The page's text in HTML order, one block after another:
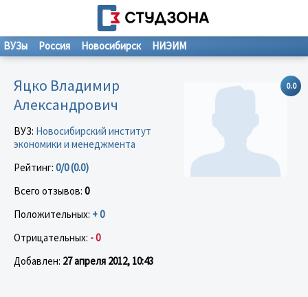
ВУЗы Россия Новосибирск НИЭИМ
0.0
Яцко Владимир
Александрович
ВУЗ: Новосибирский институт
экономики и менеджмента
Рейтинг: 0/0 (0.0)
Всего отзывов: 0
Положительных: + 0
Отрицательных: - 0
Добавлен: 27 апреля 2012, 10:43